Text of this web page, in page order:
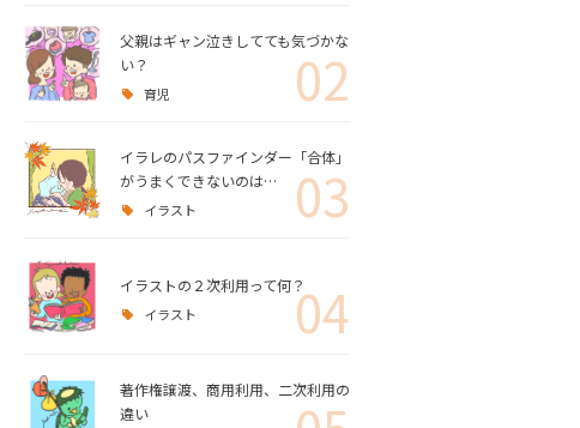
父親はギャン泣きしてても気づかな
い？
育児 02
イラレのパスファインダー「合体」
がうまくできないのは…
イラスト 03
イラストの２次利用って何？
イラスト 04
著作権譲渡、商用利用、二次利用の
違い